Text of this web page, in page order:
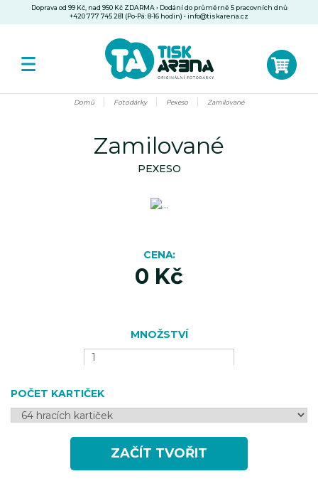
Doprava od 99 Kč, nad 950 Kč ZDARMA • Dodání do průměrně 5 pracovních dnů
+420 777 745 281 (Po-Pá: 8-16 hodin) •info@tiskarena.cz
Domů Fotodárky Pexeso Zamilované
Zamilované
PEXESO
CENA
0 Kč
MNOŽSTVÍ
POČET KARTIČEK
ZAČÍT TVOŘIT